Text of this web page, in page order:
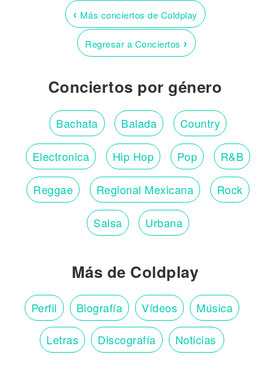
‹ Más conciertos de Coldplay
Regresar a Conciertos ›
Conciertos por género
Bachata Balada Country
Electronica Hip Hop Pop R&B
Reggae Regional Mexicana Rock
Salsa Urbana
Más de Coldplay
Perfil Biografía Vídeos Música
Letras Discografía Noticias